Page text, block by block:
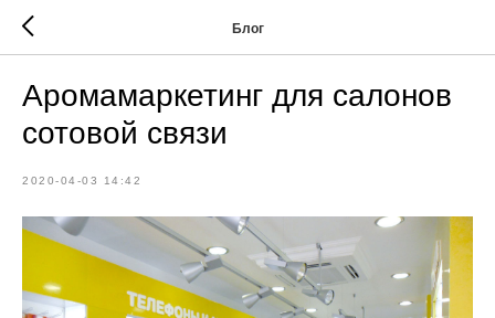
Блог
Аромамаркетинг для салонов
сотовой связи
2020-04-03 14:42